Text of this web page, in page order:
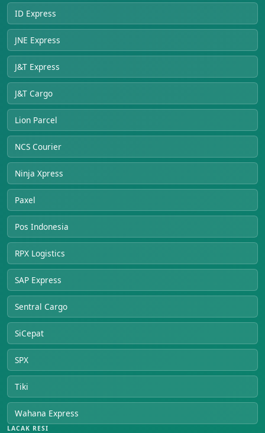
ID Express
JNE Express
J&T Express
J&T Cargo
Lion Parcel
NCS Courier
Ninja Xpress
Paxel
Pos Indonesia
RPX Logistics
SAP Express
Sentral Cargo
SiCepat
SPX
Tiki
Wahana Express
LACAK RESI